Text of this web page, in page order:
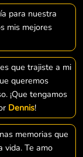
para nuestra
mis mejores
que trajiste a mi
queremos
¡Que tengamos
Dennis!
memorias que
vida. Te amo